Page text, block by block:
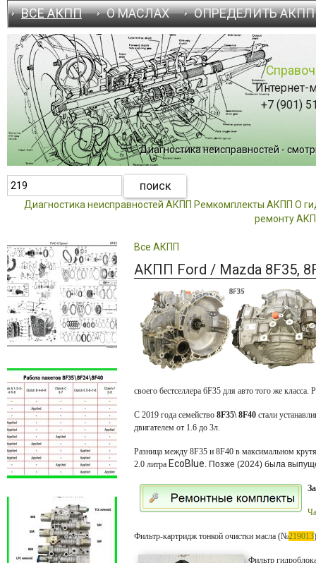
ВСЕ АКПП О МАСЛАХ ОПРЕДЕЛИТЬ АКПП
Интернет-
+7 (901)
Диагностика неисправностей -
Диагностика неисправностей АКПП Ремкомплекты АКПП О
ремонту
Все АКПП
АКПП Ford / Mazda 8F35,
своего бестселлера 6F35 для авто того же
С 2019 года семейство 8F35\ 8F40 стали
двигателем от 1.6 до 3л.
Разница между 8F35 и 8F40 в максимальном
2.0 литра EcoBlue. Позже (2024) была
Фильтр-картридж тонкой очистки масла (№219013
Фильтр